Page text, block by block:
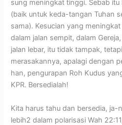
sung meningkat tinggi. Sebab
(baik untuk keda-tangan Tuhan
sama). Kesucian yang
dalam jalan sempit, dalam
jalan lebar, itu tidak tampak,
merasakannya, apalagi dengan
han, pengurapan Roh Kudus
KPR. Bersedialah!
Kita harus tahu dan bersedia, ja-
lebih2 dalam polarisasi Wah